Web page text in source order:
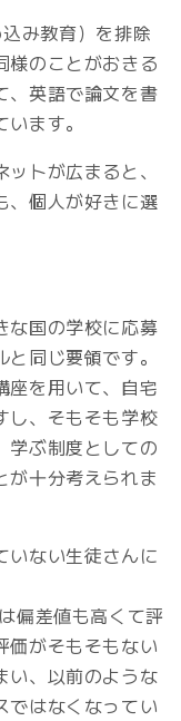
み教育）を排除
様のことがおきる
、英語で論文を書
ます。
トが広まると、
、個人が好きに選
な国の学校に応募
同じ要領です。
座を用いて、自宅
し、そもそも学校
学ぶ制度としての
が十分考えられま
いない生徒さんに
偏差値も高くて評
価がそもそもない
い、以前のような
ではなくなってい